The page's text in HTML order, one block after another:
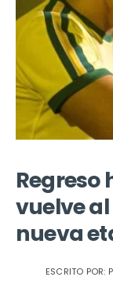
Regreso
vuelve
nueva
ESCRITO POR: